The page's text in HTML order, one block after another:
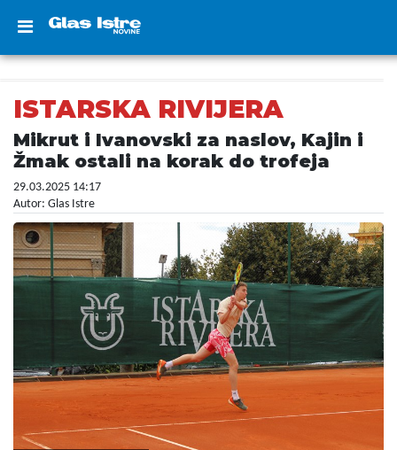
ISTARSKA RIVIJERA
Mikrut i Ivanovski za naslov, Kajin i
Žmak ostali na korak do trofeja
29.03.2025 14:17
Autor: Glas Istre